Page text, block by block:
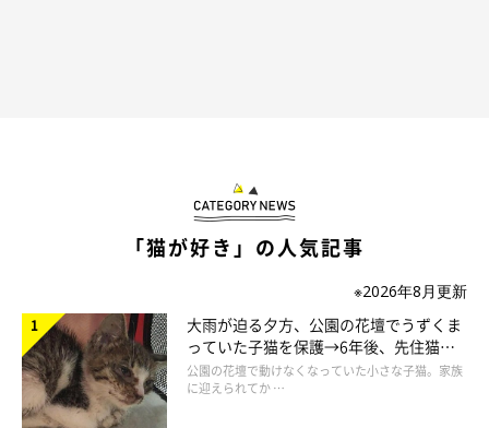
「猫が好き」の人気記事
※2026年8月更新
大雨が迫る夕方、公園の花壇でうずくま
っていた子猫を保護→6年後、先住猫
と“姉妹”のような関係に
公園の花壇で動けなくなっていた小さな子猫。家族
に迎えられてか …